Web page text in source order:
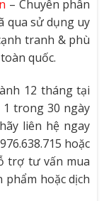
– Chuyên phân
qua sử dụng uy
tranh & phù
quốc.
12 tháng tại
trong 30 ngày
liên hệ ngay
hoặc
trợ tư vấn mua
phẩm hoặc dịch